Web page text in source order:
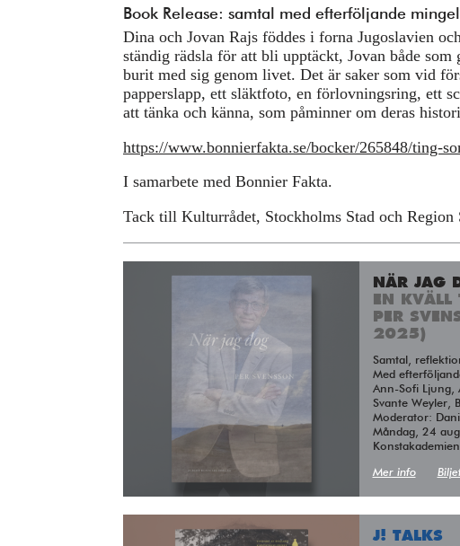
Book Release: samtal med efterföljande mingel
Dina och Jovan Rajs föddes i forna Jugoslavien
ständig rädsla för att bli upptäckt, Jovan både
burit med sig genom livet. Det är saker som vid
papperslapp, ett släktfoto, en förlovningsring, ett
att tänka och känna, som påminner om deras
https://www.bonnierfakta.se/bocker/265848/ting-
I samarbete med Bonnier Fakta.
Tack till Kulturrådet, Stockholms Stad och Region
NÄR JAG
EN KVÄLL
PER
2025)
Samtal,
Med
Ann-Sofi Ljung,
Svante Weyler,
Moderator:
Måndag, 24
Konstakademien
Mer info
J! TALKS